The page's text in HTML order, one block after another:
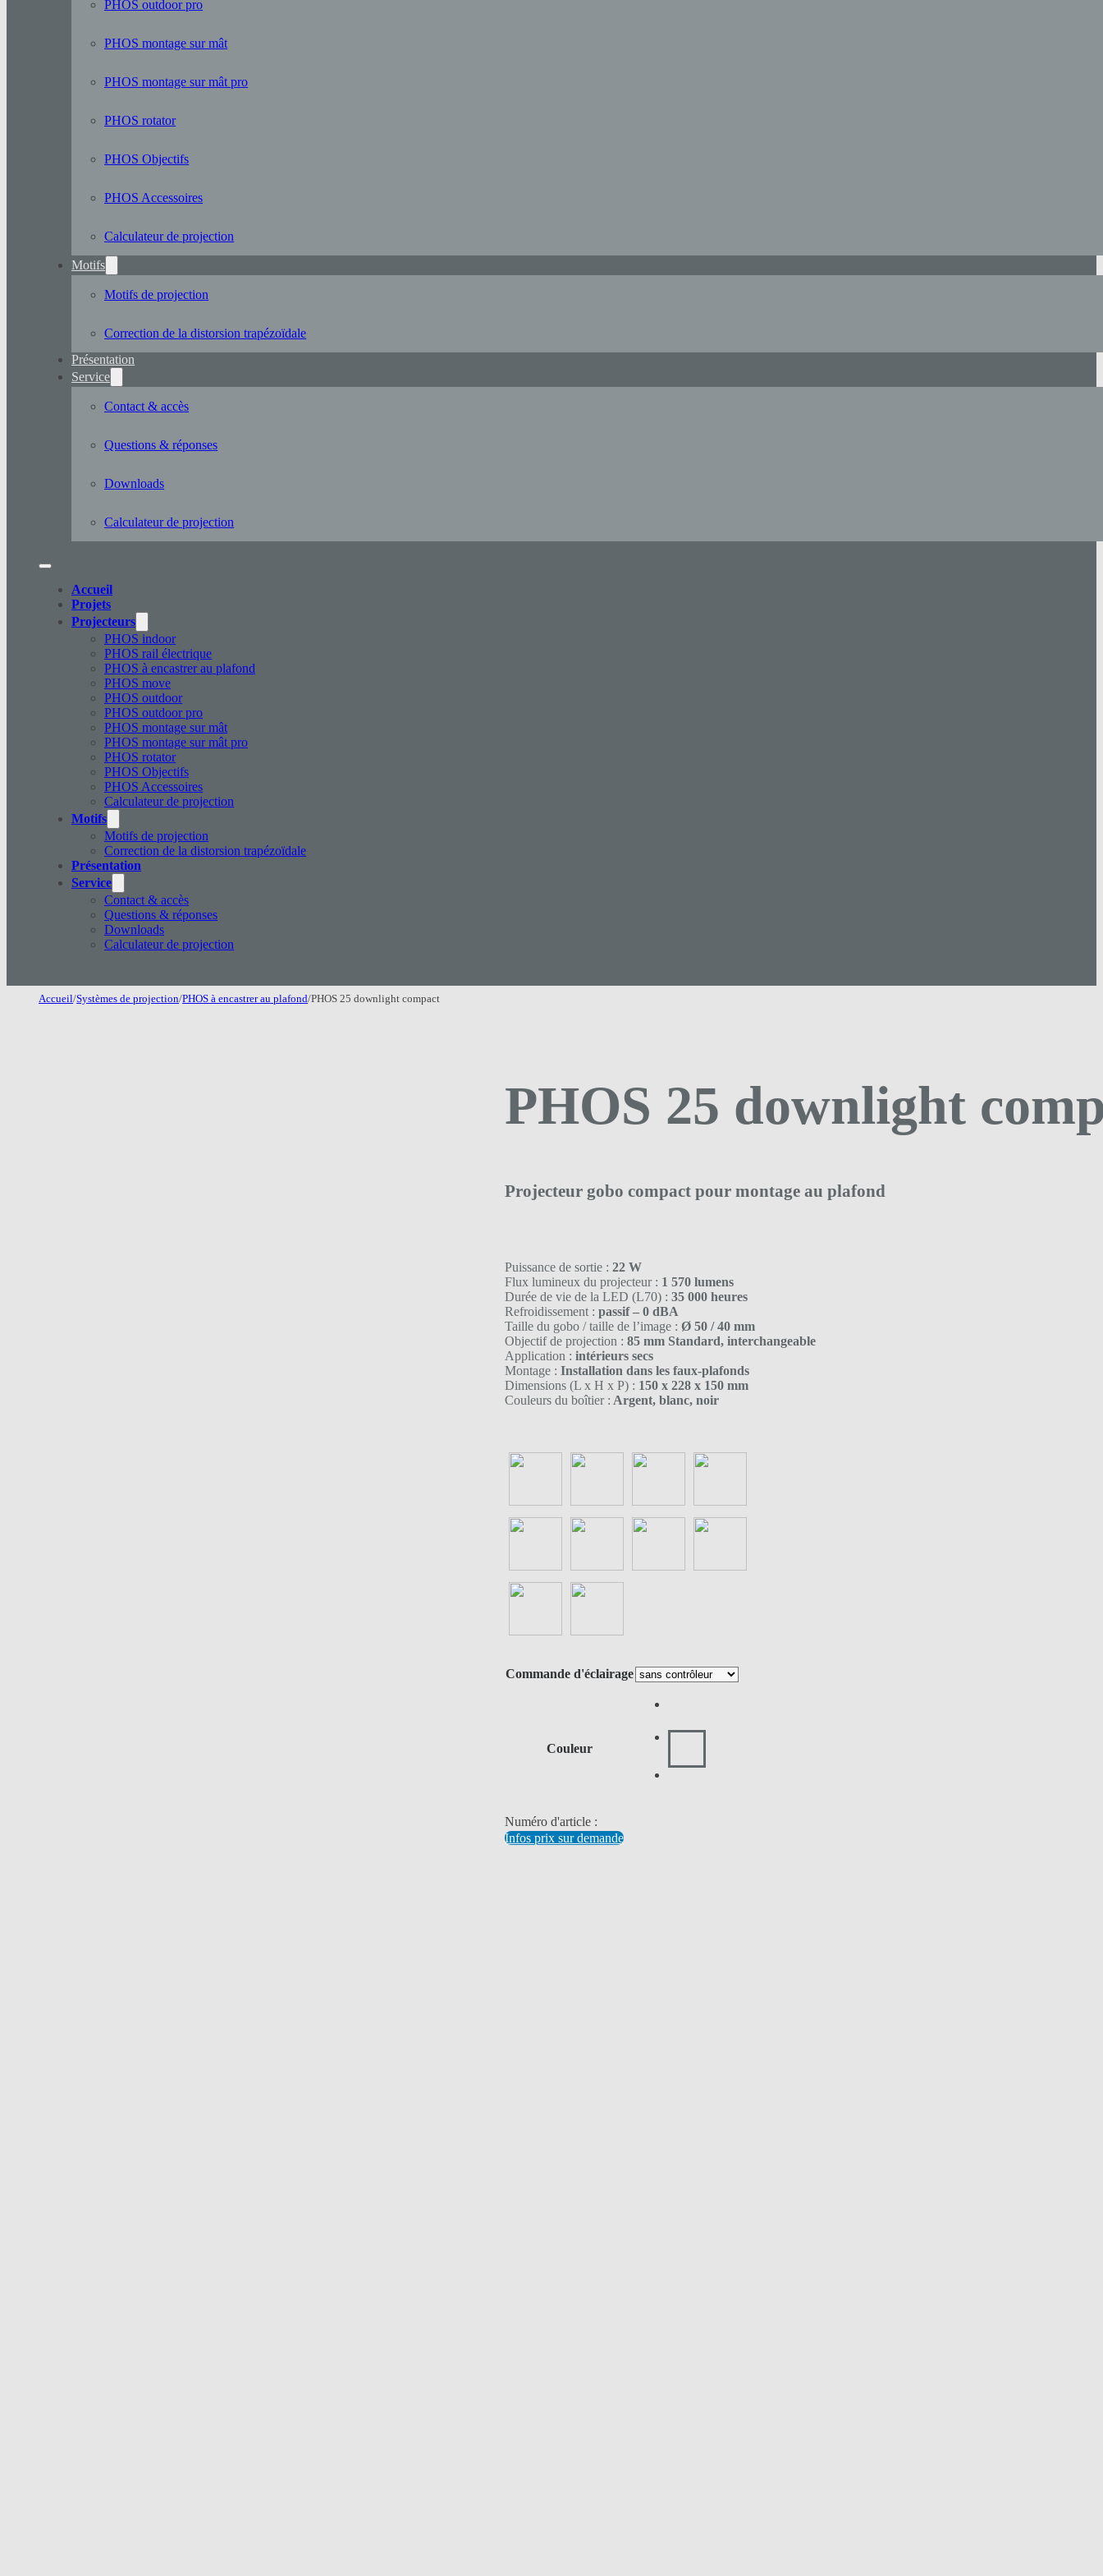
PHOS outdoor pro
PHOS montage sur mât
PHOS montage sur mât pro
PHOS rotator
PHOS Objectifs
PHOS Accessoires
Calculateur de projection
Motifs
Motifs de projection
Correction de la distorsion trapézoïdale
Présentation
Service
Contact & accès
Questions & réponses
Downloads
Calculateur de projection
Accueil
Projets
Projecteurs
PHOS indoor
PHOS rail électrique
PHOS à encastrer au plafond
PHOS move
PHOS outdoor
PHOS outdoor pro
PHOS montage sur mât
PHOS montage sur mât pro
PHOS rotator
PHOS Objectifs
PHOS Accessoires
Calculateur de projection
Motifs
Motifs de projection
Correction de la distorsion trapézoïdale
Présentation
Service
Contact & accès
Questions & réponses
Downloads
Calculateur de projection
Accueil/Systèmes de projection/PHOS à encastrer au plafond/PHOS 25 downlight compact
PHOS 25 downlight
Projecteur gobo compact pour montage au plafond
Puissance de sortie :22 W
Flux lumineux du projecteur : 1 570 lumens
Durée de vie de la LED (L70) :35 000 heures
Refroidissement :passif – 0 dBA
Taille du gobo / taille de l’image :Ø 50 / 40 mm
Objectif de projection :85 mm Standard, interchangeable
Application :intérieurs secs
Montage : Installation dans les faux-plafonds
Dimensions (L x H x P) : 150 x 228 x 150 mm
Couleurs du boîtier : Argent, blanc, noir
Commande d'éclairage
Couleur
Numéro d'article :
Infos prix sur demande